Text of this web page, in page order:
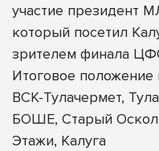
участие президент
который посетил
зрителем финала
Итоговое положение
ВСК-Тулачермет, Тула
БОШЕ, Старый Оскол
Этажи, Калуга